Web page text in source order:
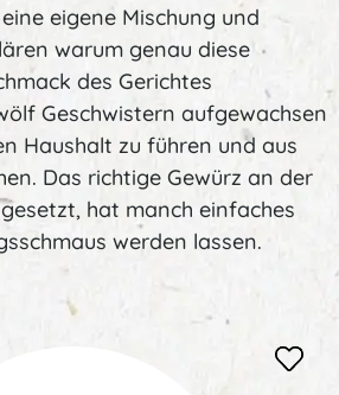
eigene Mischung und
warum genau diese
des Gerichtes
Geschwistern aufgewachsen
Haushalt zu führen und aus
Das richtige Gewürz an der
hat manch einfaches
werden lassen.